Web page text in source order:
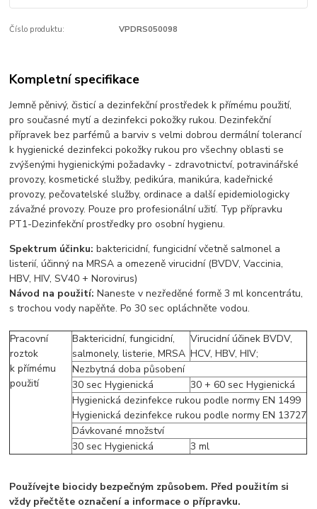
Číslo produktu: VPDRS050098
Kompletní specifikace
Jemně pěnivý, čisticí a dezinfekční prostředek k přímému použití,
pro současné mytí a dezinfekci pokožky rukou. Dezinfekční
přípravek bez parfémů a barviv s velmi dobrou dermální tolerancí
k hygienické dezinfekci pokožky rukou pro všechny oblasti se
zvýšenými hygienickými požadavky - zdravotnictví, potravinářské
provozy, kosmetické služby, pedikúra, manikúra, kadeřnické
provozy, pečovatelské služby, ordinace a další epidemiologicky
závažné provozy. Pouze pro profesionální užití. Typ přípravku
PT1-Dezinfekční prostředky pro osobní hygienu.
Spektrum účinku: baktericidní, fungicidní včetně salmonel a
listerií, účinný na MRSA a omezeně virucidní (BVDV, Vaccinia,
HBV, HIV, SV40 + Norovirus)
Návod na použití: Naneste v nezředěné formě 3 ml koncentrátu,
s trochou vody napěňte. Po 30 sec opláchněte vodou.
Pracovní
roztok
k přímému
použití
Baktericidní, fungicidní,
salmonely, listerie, MRSA
Virucidní účinek BVDV,
HCV, HBV, HIV;
Nezbytná doba působení
30 sec Hygienická
30 + 60 sec Hygienická
Hygienická dezinfekce rukou podle normy EN 1499
Hygienická dezinfekce rukou podle normy EN 13727
Dávkované množství
30 sec Hygienická
3 ml
Používejte biocidy bezpečným způsobem. Před použitím si
vždy přečtěte označení a informace o přípravku.